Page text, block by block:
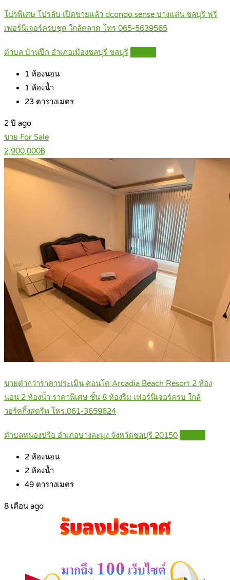
โปรพิเศษ โปรลับ เปิดขายแล้ว dcondo sense บางแสน ชลบุรี ฟรี
เฟอร์นิเจอร์ครบชุด ใกล้ตลาด โทร 065-5639565
ตำบล บ้านปึก อำเภอเมืองชลบุรี ชลบุรี
1 ห้องนอน
1 ห้องน้ำ
23 ตารางเมตร
2 ปี ago
ขาย For Sale
2,900,000฿
ขายต่ำกว่าราคาประเมิน คอนโด Arcadia Beach Resort 2 ห้อง
นอน 2 ห้องน้ำ ราคาพิเศษ ชั้น 8 ห้องริม เฟอร์นิเจอร์ครบ ใกล้
วอร์คกิ้งสตรีท โทร.061-3659624
ตำบลหนองปรือ อำเภอบางละมุง จังหวัดชลบุรี 20150
2 ห้องนอน
2 ห้องน้ำ
49 ตารางเมตร
8 เดือน ago